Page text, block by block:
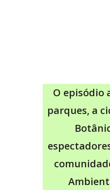
O episódio
parques, a